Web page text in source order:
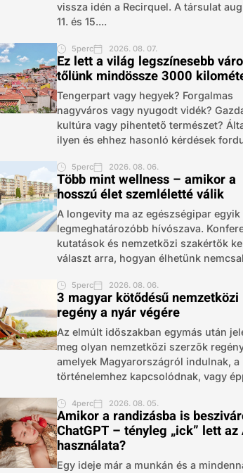
vissza idén a Recirquel. A társulat
11. és 15....
5perc 2026. 08. 07.
Ez lett a világ legszínesebb
tőlünk mindössze 3000
Tengerpart vagy hegyek? Forgalmas
nagyváros vagy nyugodt vidék?
kultúra vagy pihentető természet?
ilyen és ehhez hasonló kérdések
5perc 2026. 08. 06.
Több mint wellness – amikor a
hosszú élet szemléletté válik
A longevity ma az egészségipar egyik
legmeghatározóbb hívószava.
kutatások és nemzetközi szakértők
választ arra, hogyan élhetünk
5perc 2026. 08. 06.
3 magyar kötődésű nemzetközi
regény a nyár végére
Az elmúlt időszakban egymás után
meg olyan nemzetközi szerzők
amelyek Magyarországról indulnak, a
történelemhez kapcsolódnak, vagy
4perc 2026. 08. 05.
Amikor a randizásba is
ChatGPT – tényleg „ick” lett az
használata?
Egy ideje már a munkán és a